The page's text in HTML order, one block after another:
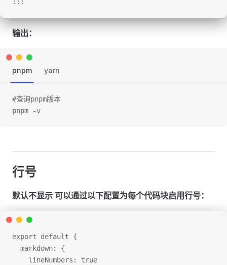
输出：
pnpm yarn
#查询pnpm版本
pnpm -v
行号
默认不显示 可以通过以下配置为每个代码块启用行号：
export default {
  markdown: {
    lineNumbers: true